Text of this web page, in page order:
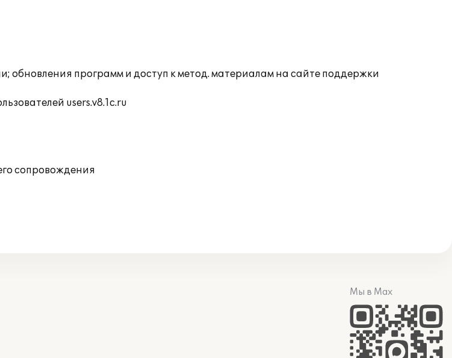
обновления программ и доступ к метод. материалам на сайте поддержки
users.v8.1c.ru
сопровождения
Мы в Max